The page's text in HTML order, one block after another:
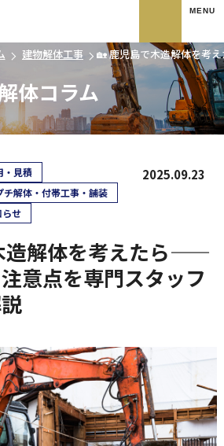
建物解体工事 🏡 鹿児島で木造解体を考
体コラム
・見積
チ解体・付帯工事・舗装
せ
2025.09.23
造解体を考えたら——
意点を専門スタッフ